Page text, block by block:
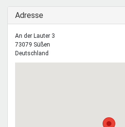
Ausblenden
Adresse
An der Lauter 3
73079 Süßen
Deutschland